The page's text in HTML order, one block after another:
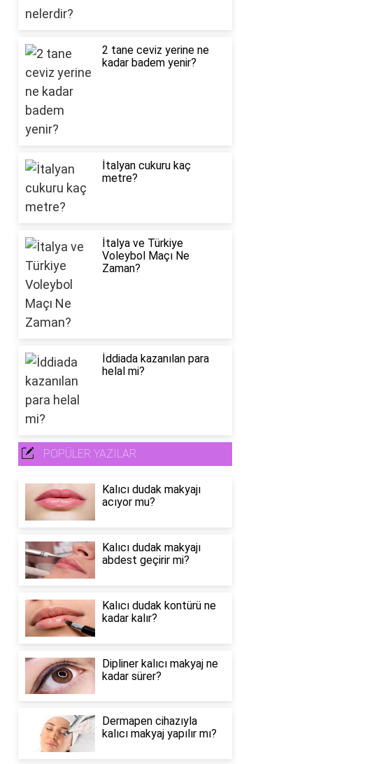
2 tane ceviz yerine ne
kadar badem yenir?
İtalyan cukuru kaç
metre?
İtalya ve Türkiye
Voleybol Maçı Ne
Zaman?
İddiada kazanılan para
helal mi?
POPÜLER YAZILAR
Kalıcı dudak makyajı
acıyor mu?
Kalıcı dudak makyajı
abdest geçirir mi?
Kalıcı dudak kontürü ne
kadar kalır?
Dipliner kalıcı makyaj ne
kadar sürer?
Dermapen cihazıyla
kalıcı makyaj yapılır mı?